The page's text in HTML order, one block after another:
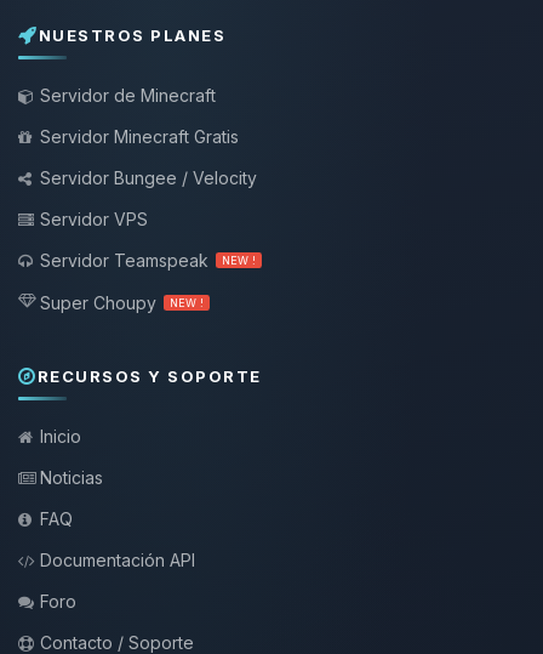
NUESTROS PLANES
Servidor de Minecraft
Servidor Minecraft Gratis
Servidor Bungee / Velocity
Servidor VPS
Servidor Teamspeak
NEW !
Super Choupy NEW !
RECURSOS Y SOPORTE
Inicio
Noticias
FAQ
Documentación API
Foro
Contacto / Soporte